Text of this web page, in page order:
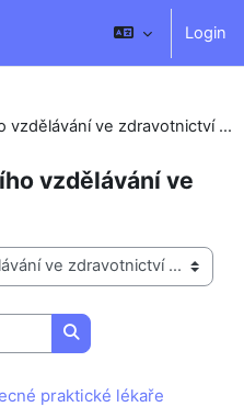
Login
Institut postgraduálního vzdělávání ve zdravotnictví (IPVZ)
vzdělávání ve
Kurse suchen
praktické lékaře